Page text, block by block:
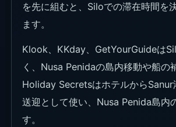
を先に組むと、Siloでの滞在時間を
ます。
Klook、KKday、GetYourGuideは
く、Nusa Penidaの島内移動や船の
Holiday SecretsはホテルからSanur
送迎として使い、Nusa Penida島内
す。